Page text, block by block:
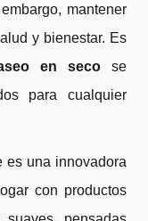
mantener
y bienestar. Es
en seco se
para cualquier
es una innovadora
con productos